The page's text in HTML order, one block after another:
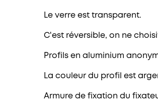
Le verre est transparent.
C'est réversible, on ne
Profils en aluminium
La couleur du profil est
Armure de fixation du